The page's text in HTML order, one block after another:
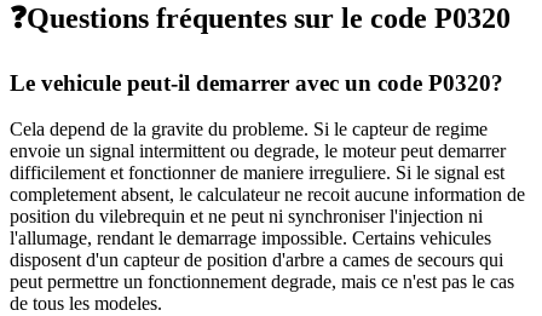
❓Questions fréquentes sur le code P0320
Le vehicule peut-il demarrer avec un code P0320?
Cela depend de la gravite du probleme. Si le capteur de regime
envoie un signal intermittent ou degrade, le moteur peut demarrer
difficilement et fonctionner de maniere irreguliere. Si le signal est
completement absent, le calculateur ne recoit aucune information de
position du vilebrequin et ne peut ni synchroniser l'injection ni
l'allumage, rendant le demarrage impossible. Certains vehicules
disposent d'un capteur de position d'arbre a cames de secours qui
peut permettre un fonctionnement degrade, mais ce n'est pas le cas
de tous les modeles.